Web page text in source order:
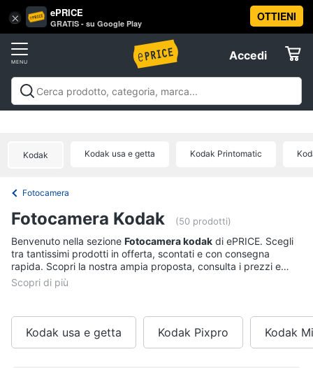
× ePRICE
GRATIS - su Google Play
OTTIENI
Accedi
Accedi
Registrati
Offerte
Tv
e
Home
Cinema
home
Vai
al
Fotografia
Fotocamere
Fotocamera
Nikon
d
Instax
mini
9
Vedi
Kodak Kodak usa e getta Kodak Printomatic
Fotocamera
Fotocamera Kodak (50 prodotti)
Benvenuto nella sezione Fotocamera kodak di ePRICE. Scegli
tra tantissimi prodotti in offerta, scontati e con consegna
rapida. Scopri la nostra ampia proposta, consulta i prezzi e
acquista comodamente online.
Kodak usa e getta Kodak Pixpro Kodak